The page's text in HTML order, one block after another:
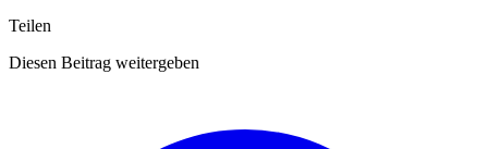
Teilen
Diesen Beitrag weitergeben